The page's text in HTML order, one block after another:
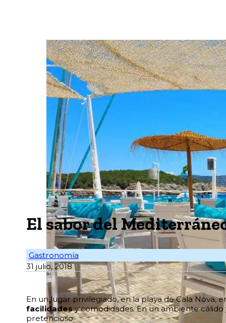
El sabor del
Gastronomía
31 julio, 2018
En un lugar privilegiado, en la playa de Cala Nova,
facilidadesy comodidades. En un ambiente
pretencioso.